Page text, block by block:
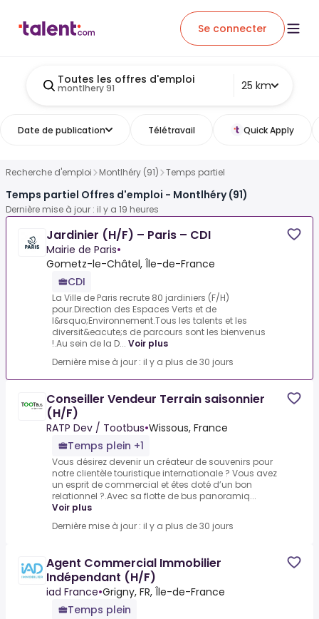
Se connecter
Toutes les offres d'emploi
montlhery 91 25 km
Date de publication Télétravail Quick Apply
Recherche d'emploi Montlhéry (91) Temps partiel
Temps partiel Offres d'emploi - Montlhéry (91)
Dernière mise à jour : il y a 19 heures
Jardinier (H/F) – Paris – CDI
Mairie de Paris•
Gometz-le-Châtel, Île-de-France
CDI
La Ville de Paris recrute 80 jardiniers (F/H)
pour.Direction des Espaces Verts et de
l&rsquo;Environnement.Tous les talents et les
diversit&eacute;s de parcours sont les bienvenus
!.Au sein de la D... Voir plus
Dernière mise à jour : il y a plus de 30 jours
Conseiller Vendeur Terrain saisonnier
(H/F)
RATP Dev / Tootbus•Wissous, France
Temps plein +1
Vous désirez devenir un créateur de souvenirs pour
notre clientèle touristique internationale ? Vous avez
un esprit de commercial et êtes doté d’un bon
relationnel ?.Avec sa flotte de bus panoramiq...
Voir plus
Dernière mise à jour : il y a plus de 30 jours
Agent Commercial Immobilier
Indépendant (H/F)
iad France•Grigny, FR, Île-de-France
Temps plein